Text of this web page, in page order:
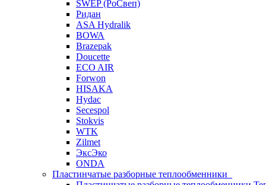
SWEP (РоСвеп)
Ридан
ASA Hydralik
BOWA
Brazepak
Doucette
ECO AIR
Forwon
HISAKA
Hydac
Secespol
Stokvis
WTK
Zilmet
ЭксЭко
ONDA
Пластинчатые разборные теплообменники